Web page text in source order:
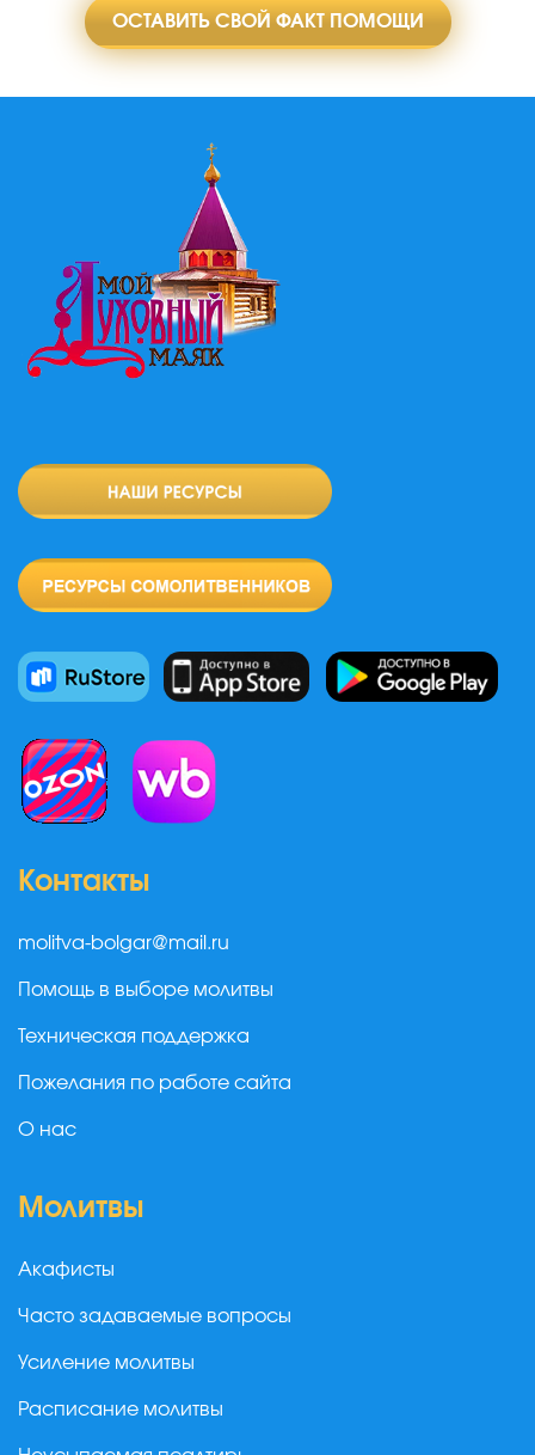
ОСТАВИТЬ СВОЙ ФАКТ ПОМОЩИ
Контакты
molitva-bolgar@mail.ru
Помощь в выборе молитвы
Техническая поддержка
Пожелания по работе сайта
О нас
Молитвы
Акафисты
Часто задаваемые вопросы
Усиление молитвы
Расписание молитвы